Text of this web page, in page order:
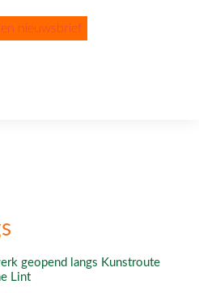
nieuwsbrief
geopend langs Kunstroute
Lint